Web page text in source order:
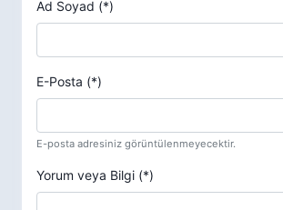
Ad Soyad (*)
E-Posta (*)
E-posta adresiniz görüntülenmeyecektir.
Yorum veya Bilgi (*)